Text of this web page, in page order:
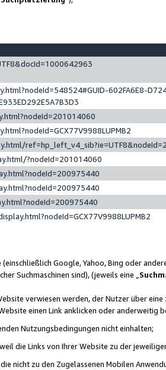
602FA6E8-
?nodeId=201014060
Google, Yahoo, Bing oder
Suchmaschinen sind), (jeweils eine „
verwiesen werden, der Nutzer über
einen Link anklicken oder anderweitig
Nutzungsbedingungen nicht einhalten;
die Links von Ihrer Website zu der
nicht zu den Zugelassenen Mobilen